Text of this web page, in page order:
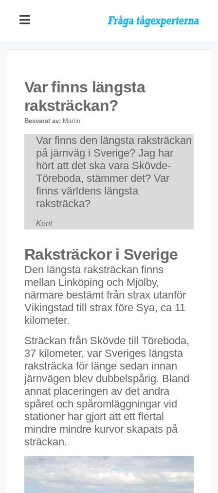
Var finns längsta
raksträckan?
Besvarat av: Martin
Var finns den längsta raksträckan
på järnväg i Sverige? Jag har
hört att det ska vara Skövde-
Töreboda, stämmer det? Var
finns världens längsta
raksträcka?
Kent
Raksträckor i Sverige
Den längsta raksträckan finns
mellan Linköping och Mjölby,
närmare bestämt från strax utanför
Vikingstad till strax före Sya, ca 11
kilometer.
Sträckan från Skövde till Töreboda,
37 kilometer, var Sveriges längsta
raksträcka för länge sedan innan
järnvägen blev dubbelspårig. Bland
annat placeringen av det andra
spåret och spåromläggningar vid
stationer har gjort att ett flertal
mindre mindre kurvor skapats på
sträckan.